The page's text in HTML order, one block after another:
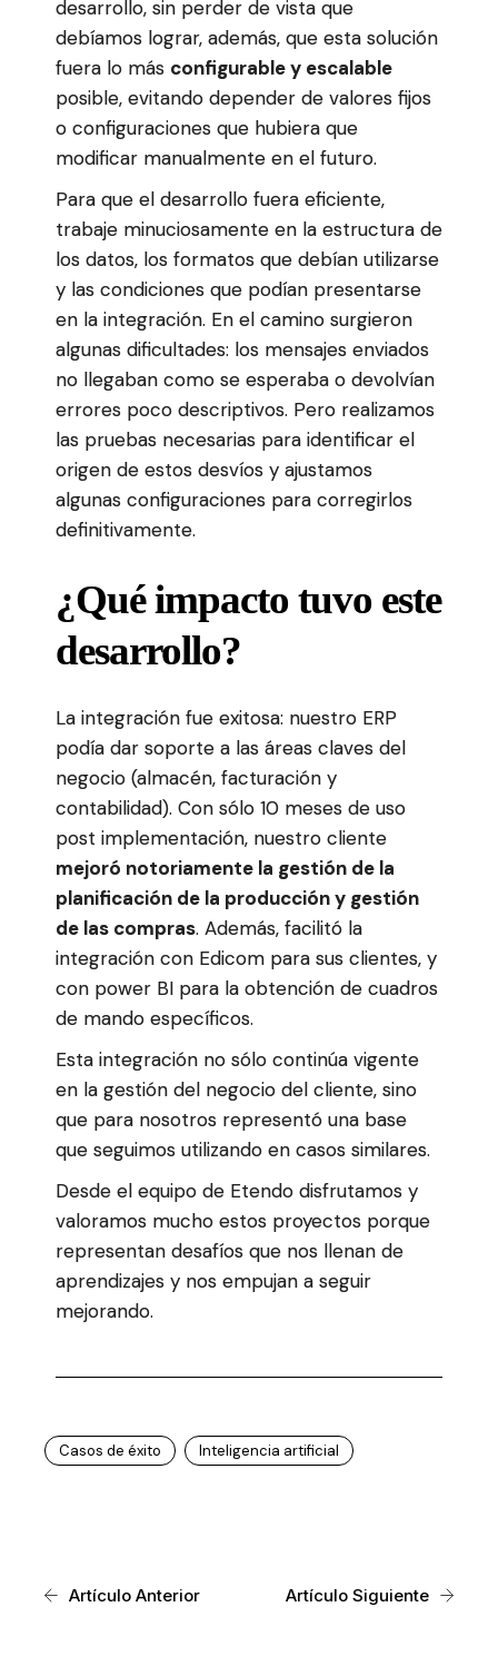
desarrollo, sin perder de vista que
debíamos lograr, además, que esta solución
fuera lo más configurable y escalable
posible, evitando depender de valores fijos
o configuraciones que hubiera que
modificar manualmente en el futuro.
Para que el desarrollo fuera eficiente,
trabaje minuciosamente en la estructura de
los datos, los formatos que debían utilizarse
y las condiciones que podían presentarse
en la integración. En el camino surgieron
algunas dificultades: los mensajes enviados
no llegaban como se esperaba o devolvían
errores poco descriptivos. Pero realizamos
las pruebas necesarias para identificar el
origen de estos desvíos y ajustamos
algunas configuraciones para corregirlos
definitivamente.
¿Qué impacto tuvo este
desarrollo?
La integración fue exitosa: nuestro ERP
podía dar soporte a las áreas claves del
negocio (almacén, facturación y
contabilidad). Con sólo 10 meses de uso
post implementación, nuestro cliente
mejoró notoriamente la gestión de la
planificación de la producción y gestión
de las compras. Además, facilitó la
integración con Edicom para sus clientes, y
con power BI para la obtención de cuadros
de mando específicos.
Esta integración no sólo continúa vigente
en la gestión del negocio del cliente, sino
que para nosotros representó una base
que seguimos utilizando en casos similares.
Desde el equipo de Etendo disfrutamos y
valoramos mucho estos proyectos porque
representan desafíos que nos llenan de
aprendizajes y nos empujan a seguir
mejorando.
Casos de éxito Inteligencia artificial
Artículo Anterior Artículo Siguiente